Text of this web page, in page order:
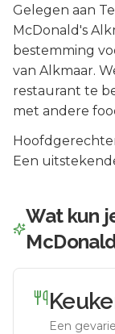
Gelegen aan
McDonald's
bestemming
van Alkmaar.
restaurant te
met andere
Een
Wat kun
Een